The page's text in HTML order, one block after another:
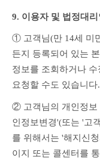
9. 이용자 및 법정대
① 고객님(만 14세 미
든지 등록되어 있는
정보를 조회하거나
요청할 수도 있습니다.
② 고객님의 개인정보
인정보변경'(또는 '고
를 위해서는 '해지신
이지 또는 콜센터를